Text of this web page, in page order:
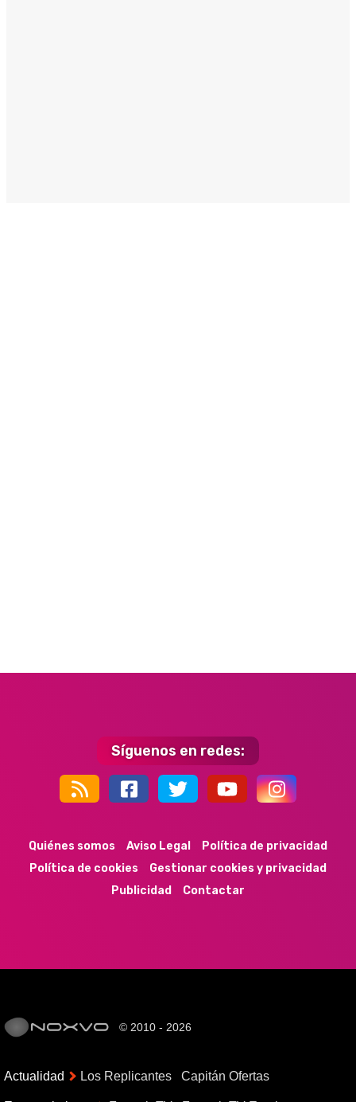
Síguenos en redes:
44k 9k 35k 352
Quiénes somos Aviso Legal
Política de privacidad
Política de cookies
Gestionar cookies y privacidad
Publicidad
Contactar
© 2010 - 2026
Actualidad Los Replicantes Capitán Ofertas